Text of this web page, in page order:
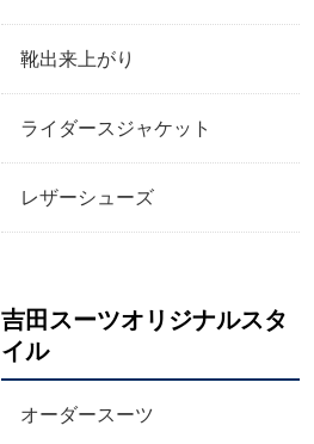
靴出来上がり
ライダースジャケット
レザーシューズ
吉田スーツオリジナルスタ
イル
オーダースーツ